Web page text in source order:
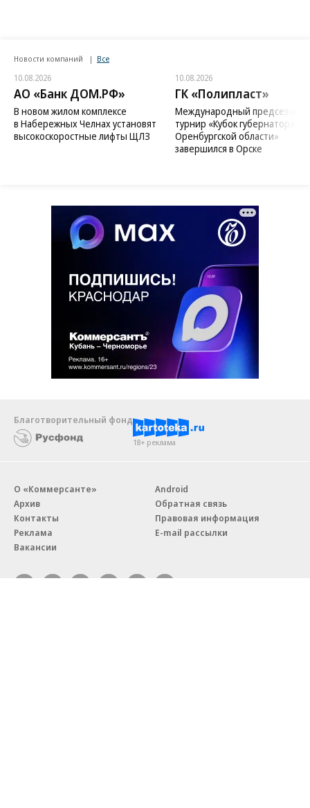
Новости компаний Все
10.08.2026
АО «Банк ДОМ.РФ»
В новом жилом комплексе
в Набережных Челнах установят
высокоскоростные лифты ЩЛЗ
10.08.2026
ГК «Полипласт»
Международный
турнир «Кубок губернатора
Оренбургской области»
завершился в Орске
Благотворительный фонд
18+ реклама
О «Коммерсанте»
Архив
Контакты
Реклама
Вакансии
Android
Обратная связь
Правовая информация
E-mail рассылки